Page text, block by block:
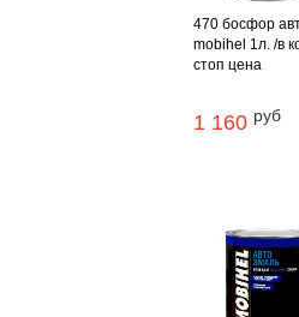
470 босфор
mobihel 1л. /в
стоп цена
1 160 руб